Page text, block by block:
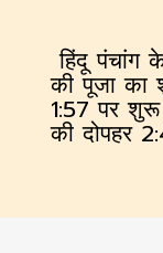
हिंदू पंचांग
की पूजा का
1:57 पर
की दोपहर